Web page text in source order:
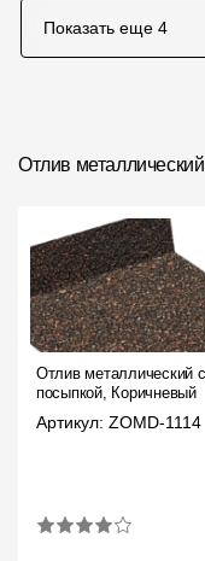
Показать еще 4
Отлив
Отлив металлический с
посыпкой, Коричневый
Артикул: ZOMD-1114